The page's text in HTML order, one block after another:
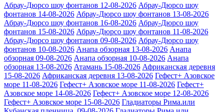
Абрау-Дюрсо шоу фонтанов 12-08-2026 Абрау-Дюрсо шоу
фонтанов 14-08-2026 Абрау-Дюрсо шоу фонтанов 13-08-2026
Абрау-Дюрсо шоу фонтанов 16-08-2026 Абрау-Дюрсо шоу
фонтанов 15-08-2026 Абрау-Дюрсо шоу фонтанов 11-08-2026
Абрау-Дюрсо шоу фонтанов 09-08-2026 Абрау-Дюрсо шоу
фонтанов 10-08-2026 Анапа обзорная 13-08-2026 Анапа
обзорная 09-08-2026 Анапа обзорная 10-08-2026 Анапа
обзорная 13-08-2026 Атамань 15-08-2026 Африканская деревня
15-08-2026 Африканская деревня 13-08-2026 Гефест+ Азовское
море 11-08-2026 Гефест+ Азовское море 11-08-2026 Гефест+
Азовское море 14-08-2026 Гефест+ Азовское море 12-08-2026
Гефест+ Азовское море 15-08-2026 Гладиаторы Рима.или